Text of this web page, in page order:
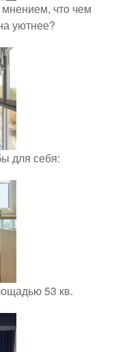
что чем
уютнее?
для себя:
53 кв.